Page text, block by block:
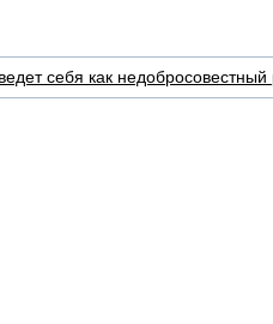
себя как недобросовестный